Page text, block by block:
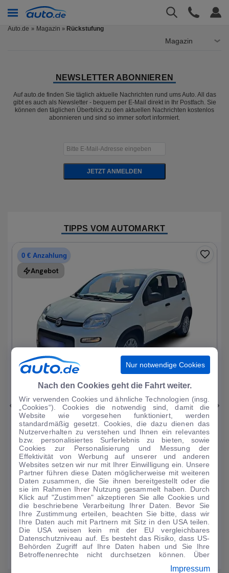
Auto.de Magazin » Rückstufung
Magazin
NEWSLETTER ABONNIEREN
Auf auto.de finden Sie täglich aktuelle Nachrichten rund ums Auto. All das
gibt es auch als Newsletter - bequem per E-Mail direkt in Ihr Postfach. Sie
können den täglichen Überblick zu den aktuellen Nachrichten kostenlos
abonnieren und sind so immer sofort informiert.
JETZT ANMELDEN
TIPPS VOM AUTOMARKT
0 € Anzahlung
Angebot
|15
Fiat Panda
1.0 Mild Hybrid Base neuwertig
1.214 km·05/2024· ·Benzin·Manuell
Finanzierung Kaufen
122€/mtl.
Guter Preis4
0 € Anzahlung ·60 Monate ·Finanzierungs-Details
Angebot anfragen Rate anpassen
Kraftstoffverbrauch komb. 6,3 l/100 km · CO₂-Emissionen komb. 145 g/km
· CO₂-Klasse E · WLTP*
Nur notwendige Cookies
Nach den Cookies geht die Fahrt weiter.
Wir verwenden Cookies und ähnliche Technologien (insg.
„Cookies“). Cookies die notwendig sind, damit die
Website wie vorgesehen funktioniert, werden
standardmäßig gesetzt. Cookies, die dazu dienen das
Nutzerverhalten zu verstehen und Ihnen ein relevantes
bzw. personalisiertes Surferlebnis zu bieten, sowie
Cookies zur Personalisierung und Messung der
Effektivität von Werbung auf unserer und anderen
Websites setzen wir nur mit Ihrer Einwilligung ein. Unsere
Partner führen diese Daten möglicherweise mit weiteren
Daten zusammen, die Sie ihnen bereitgestellt oder die
sie im Rahmen Ihrer Nutzung gesammelt haben. Durch
Klick auf "Zustimmen" akzeptieren Sie alle Cookies und
die beschriebene Verarbeitung Ihrer Daten. Bevor Sie
Ihre Zustimmung erteilen, beachten Sie bitte, dass wir
Ihre Daten auch mit Partnern mit Sitz in den USA teilen.
Die USA weisen kein mit der EU vergleichbares
Datenschutzniveau auf. Es besteht das Risiko, dass US-
Behörden Zugriff auf Ihre Daten haben und Sie Ihre
Betroffenenrechte nicht durchsetzen können. Über
anpassen. Dies ist auch später jederzeit im Bereich
Impressum